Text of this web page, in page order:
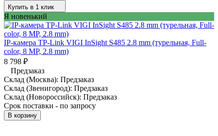
Купить в 1 клик
Я новенький
IP-камера TP-Link VIGI InSight S485 2.8 mm (турельная, Full-
color, 8 MP, 2.8 mm)
8 798 ₽
Предзаказ
Склад (Москва): Предзаказ
Склад (Звенигород): Предзаказ
Склад (Новороссийск): Предзаказ
Срок поставки - по запросу
В корзину